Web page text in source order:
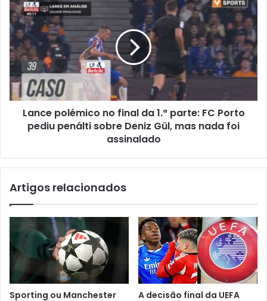
Lance polémico no final da 1.ª parte: FC Porto
pediu penálti sobre Deniz Gül, mas nada foi
assinalado
Artigos relacionados
Sporting ou Manchester
A decisão final da UEFA